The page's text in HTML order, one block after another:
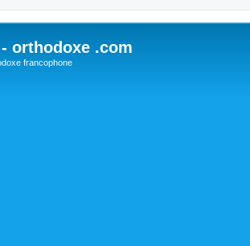
orthodoxe .com
francophone